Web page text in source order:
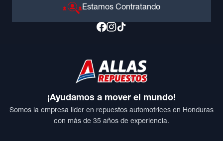
Estamos Contratando
¡Ayudamos a mover el mundo!
Somos la empresa líder en repuestos automotrices en Honduras
con más de 35 años de experiencia.